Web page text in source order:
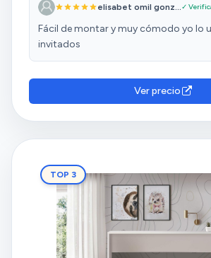
elisabet omil gonz...✓
Fácil de montar y muy cómodo yo lo
invitados
Ver precio
TOP 3